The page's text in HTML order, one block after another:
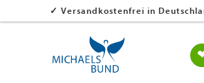
✓ Versandkostenfrei in